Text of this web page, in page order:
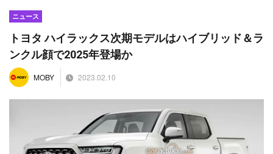
ニュース
トヨタ ハイラックス次期モデルはハイブリッド＆ラ
ンクル顔で2025年登場か
MOBY 2023.02.10